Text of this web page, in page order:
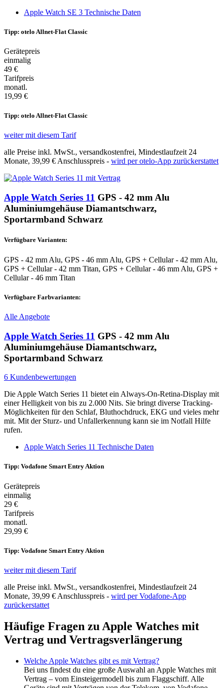
Apple Watch SE 3 Technische Daten
Tipp: otelo Allnet-Flat Classic
Gerätepreis
einmalig
49 €
Tarifpreis
monatl.
19,99 €
Tipp: otelo Allnet-Flat Classic
weiter mit diesem Tarif
alle Preise inkl. MwSt., versandkostenfrei, Mindestlaufzeit 24
Monate, 39,99 €Anschlusspreis - wird per otelo-App zurückerstattet
Apple Watch Series 11 GPS - 42 mm Alu
Aluminiumgehäuse Diamantschwarz,
Sportarmband Schwarz
Verfügbare Varianten:
GPS - 42 mm Alu, GPS - 46 mm Alu, GPS + Cellular - 42 mm Alu,
GPS + Cellular - 42 mm Titan, GPS + Cellular - 46 mm Alu, GPS +
Cellular - 46 mm Titan
Verfügbare Farbvarianten:
Alle Angebote
Apple Watch Series 11 GPS - 42 mm Alu
Aluminiumgehäuse Diamantschwarz,
Sportarmband Schwarz
6 Kundenbewertungen
Die Apple Watch Series 11 bietet ein Always-On-Retina-Display mit
einer Helligkeit von bis zu 2.000 Nits. Sie bringt diverse Tracking-
Möglichkeiten für den Schlaf, Bluthochdruck, EKG und vieles mehr
mit. Mit der Sturz- und Unfallerkennung kann sie im Notfall Hilfe
rufen.
Apple Watch Series 11 Technische Daten
Tipp: Vodafone Smart Entry Aktion
Gerätepreis
einmalig
29 €
Tarifpreis
monatl.
29,99 €
Tipp: Vodafone Smart Entry Aktion
weiter mit diesem Tarif
alle Preise inkl. MwSt., versandkostenfrei, Mindestlaufzeit 24
Monate, 39,99 € Anschlusspreis - wird per Vodafone-App
zurückerstattet
Häufige Fragen zu Apple Watches mit
Vertrag und Vertragsverlängerung
Welche Apple Watches gibt es mit Vertrag?
Bei uns findest du eine große Auswahl an Apple Watches mit
Vertrag – vom Einsteigermodell bis zum Flaggschiff. Alle